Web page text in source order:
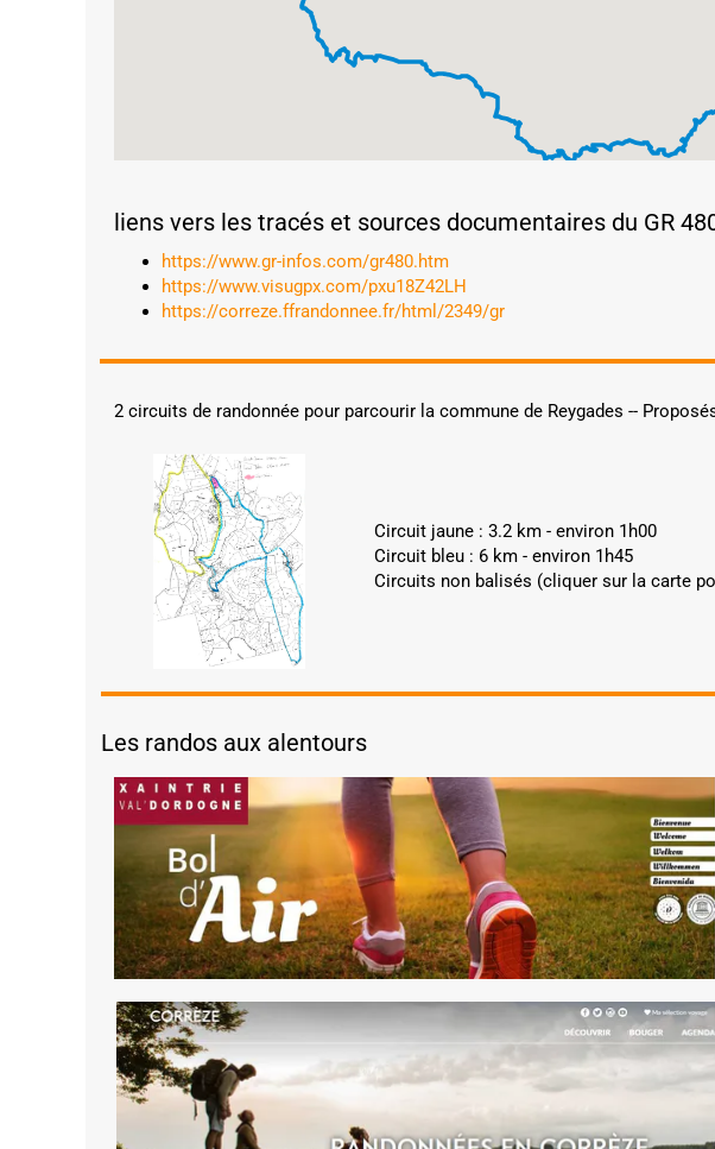
liens vers les tracés et sources documentaires du GR
https://www.gr-infos.com/gr480.htm
https://www.visugpx.com/pxu18Z42LH
https://correze.ffrandonnee.fr/html/2349/gr
2 circuits de randonnée pour parcourir la commune de Reygades --
Circuit jaune : 3.2 km - environ 1h00
Circuit bleu : 6 km - environ 1h45
Circuits non balisés (cliquer sur la carte
Les randos aux alentours